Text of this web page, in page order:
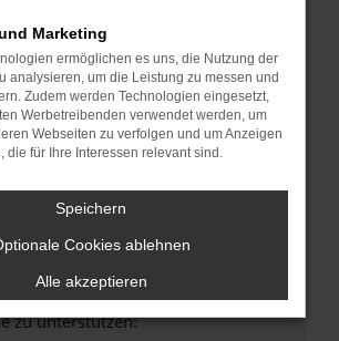
auf dem neuesten Stand
birgt nicht nur ein
sondern kann auch dazu
bestimmte Funktionen nicht mehr
an den Webseitenbetreiber.
oben genannten Schritte versucht
uns bitte. Wir werden
das Problem zu beheben. Du kannst
schicken, um uns bei der
zu unterstützen:
Marketing
ermöglichen es uns, die Nutzung der
analysieren, um die Leistung zu messen und
Zudem werden Technologien eingesetzt,
Werbetreibenden verwendet werden, um
Webseiten zu verfolgen und um Anzeigen
die für Ihre Interessen relevant sind.
Speichern
Cookies ablehnen
Alle akzeptieren